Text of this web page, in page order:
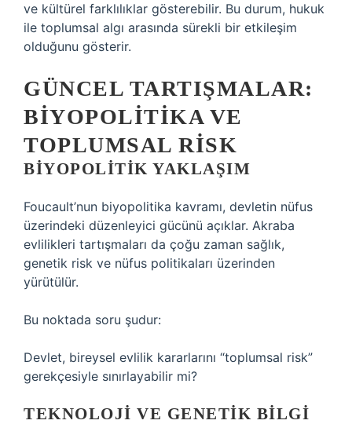
ve kültürel farklılıklar gösterebilir. Bu durum, hukuk
ile toplumsal algı arasında sürekli bir etkileşim
olduğunu gösterir.
GÜNCEL TARTIŞMALAR:
BIYOPOLITIKA VE
TOPLUMSAL RISK
BIYOPOLITIK YAKLAŞIM
Foucault’nun biyopolitika kavramı, devletin nüfus
üzerindeki düzenleyici gücünü açıklar. Akraba
evlilikleri tartışmaları da çoğu zaman sağlık,
genetik risk ve nüfus politikaları üzerinden
yürütülür.
Bu noktada soru şudur:
Devlet, bireysel evlilik kararlarını “toplumsal risk”
gerekçesiyle sınırlayabilir mi?
TEKNOLOJI VE GENETIK BILGI